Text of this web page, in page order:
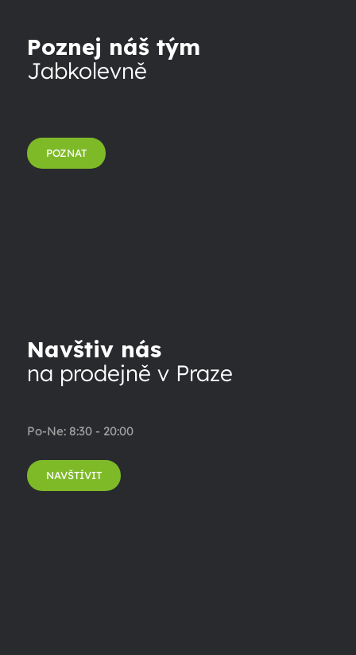
Poznej náš tým
Jabkolevně
POZNAT
Navštiv nás
na prodejně v Praze
Po-Ne: 8:30 - 20:00
NAVŠTÍVIT